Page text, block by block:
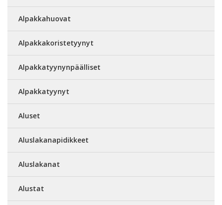
Alpakkahuovat
Alpakkakoristetyynyt
Alpakkatyynynpäälliset
Alpakkatyynyt
Aluset
Aluslakanapidikkeet
Aluslakanat
Alustat